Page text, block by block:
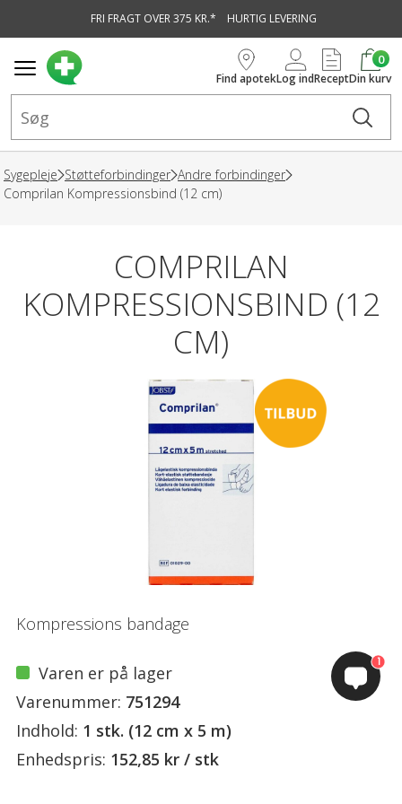
FRI FRAGT OVER 375 KR.* HURTIG LEVERING
Find apotekLog indRecept
0
Din kurv
Sygepleje Støtteforbindinger Andre forbindinger
Comprilan Kompressionsbind (12 cm)
COMPRILAN
KOMPRESSIONSBIND (12
CM)
Kompressions bandage
Varen er på lager
Varenummer: 751294
Indhold: 1 stk. (12 cm x 5 m)
Enhedspris: 152,85 kr / stk
1